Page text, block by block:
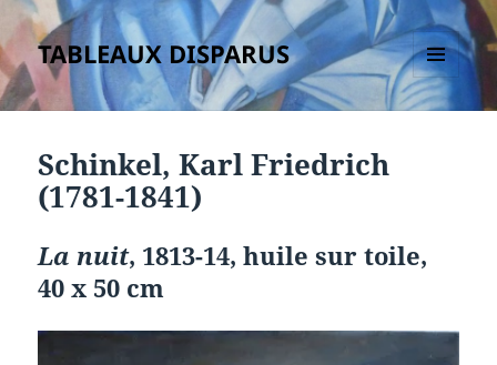
TABLEAUX DISPARUS
MENU
ET
Schinkel, Karl Friedrich
(1781-1841)
La nuit, 1813-14, huile sur toile,
40 x 50 cm